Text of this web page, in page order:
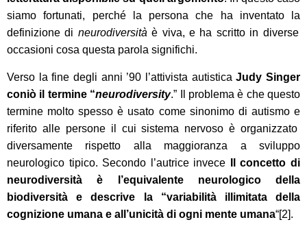
siamo fortunati, perché la persona che ha inventato
la
definizionedi neurodiversitàè viva, e ha scritto in diverse
occasioni cosa questa parola significhi.
Verso la fine degli anni ’90 l’attivista autisticaJudy Singer
coniò il termine “neurodiversity.” Il problema è che questo
termine molto spesso è usato come sinonimo di autismo e
riferito alle persone il cui sistema nervoso è organizzato
diversamente rispetto alla maggioranza a sviluppo
neurologico tipico. Secondo l’autrice invece
Il concetto di
neurodiversità è l’equivalente neurologico della
biodiversità e descrive la “variabilità illimitata della
cognizione umana e all’unicità di ogni mente umana“[2].